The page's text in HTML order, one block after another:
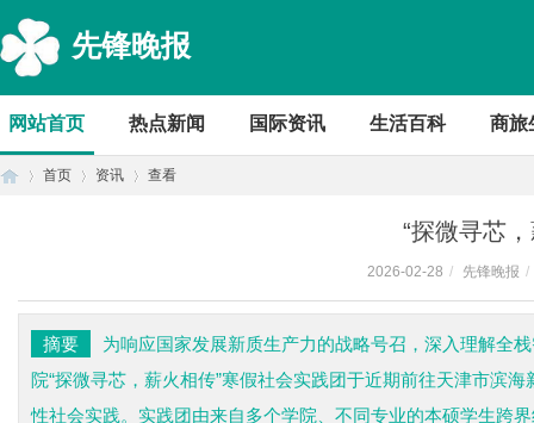
先锋晚报
网站首页 热点新闻 国际资讯 生活百科 商旅
首页 资讯 查看
“探微寻芯
2026-02-28 / 先锋晚报 /
摘要
为响应国家发展新质生产力的战略号召，深入理解全
院“探微寻芯，薪火相传”寒假社会实践团于近期前往天津市滨
性社会实践。实践团由来自多个学院、不同专业的本硕学生跨